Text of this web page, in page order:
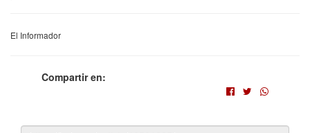
El Informador
Compartir en: